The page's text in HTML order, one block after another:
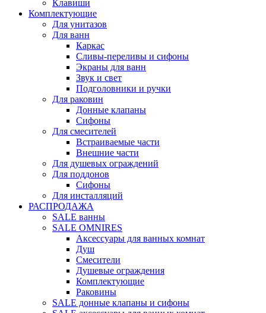
Клавиши
Комплектующие
Для унитазов
Для ванн
Каркас
Сливы-переливы и сифоны
Экраны для ванн
Звук и свет
Подголовники и ручки
Для раковин
Донные клапаны
Сифоны
Для смесителей
Встраиваемые части
Внешние части
Для душевых ограждений
Для поддонов
Сифоны
Для инсталляций
РАСПРОДАЖА
SALE ванны
SALE OMNIRES
Аксессуары для ванных комнат
Душ
Смесители
Душевые ограждения
Комплектующие
Раковины
SALE донные клапаны и сифоны